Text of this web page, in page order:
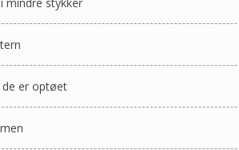
mindre stykker
er optøet